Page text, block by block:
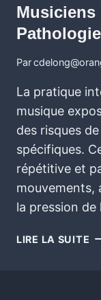
Par
La pratique
musique
des risques
spécifiques.
répétitive et
mouvements,
la pression
LIRE LA SUITE